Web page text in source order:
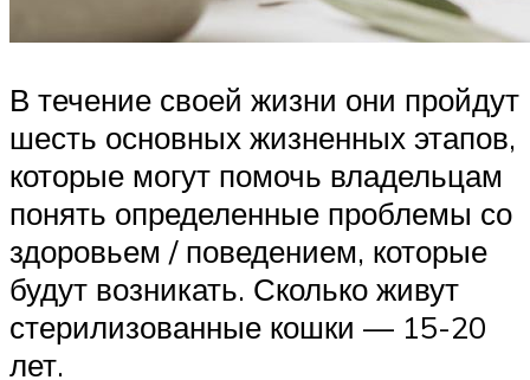
В течение своей жизни они пройдут
шесть основных жизненных этапов,
которые могут помочь владельцам
понять определенные проблемы со
здоровьем / поведением, которые
будут возникать. Сколько живут
стерилизованные кошки — 15-20
лет.